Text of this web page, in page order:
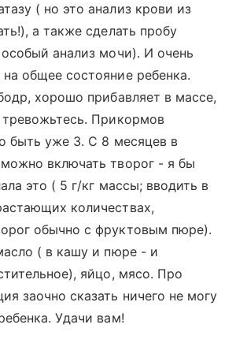
( но это анализ крови из
а также сделать пробу
анализ мочи). И очень
общее состояние ребенка.
хорошо прибавляет в массе,
Прикормов
быть уже 3. С 8 месяцев в
включать творог - я бы
это ( 5 г/кг массы; вводить в
количествах,
обычно с фруктовым пюре).
( в кашу и пюре - и
яйцо, мясо. Про
заочно сказать ничего не могу
Удачи вам!